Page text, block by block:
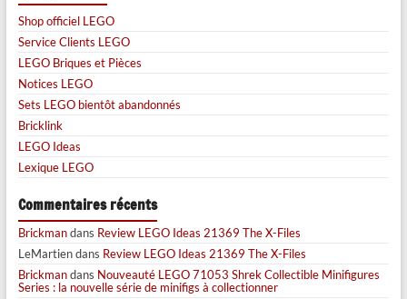
Shop officiel LEGO
Service Clients LEGO
LEGO Briques et Pièces
Notices LEGO
Sets LEGO bientôt abandonnés
Bricklink
LEGO Ideas
Lexique LEGO
Commentaires récents
Brickmandans Review LEGO Ideas 21369 The X-Files
LeMartiendans Review LEGO Ideas 21369 The X-Files
Brickmandans Nouveauté LEGO 71053 Shrek Collectible Minifigures
Series : la nouvelle série de minifigs à collectionner